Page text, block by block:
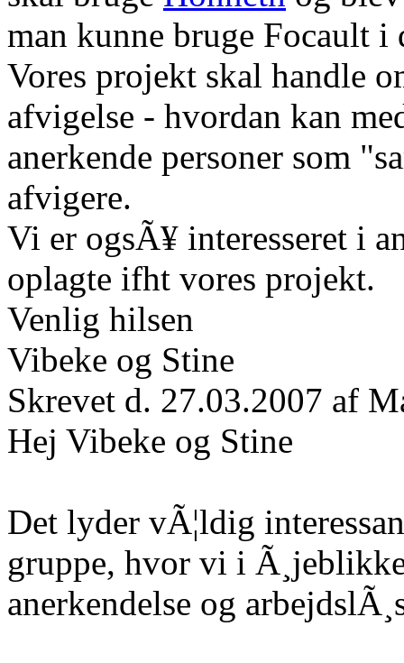
man kunne bruge Focault i
Vores projekt skal handle
afvigelse - hvordan kan
anerkende personer som
afvigere.
Vi er ogsÃ¥ interesseret i
oplagte ifht vores projekt.
Venlig hilsen
Vibeke og Stine
Skrevet d. 27.03.2007 af
Hej Vibeke og Stine
Det lyder vÃ¦ldig
gruppe, hvor vi i
anerkendelse og